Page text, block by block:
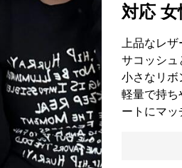
対応 女
上品なレ
サコッシュ
小さなリボ
軽量で持ち
ートにマッ